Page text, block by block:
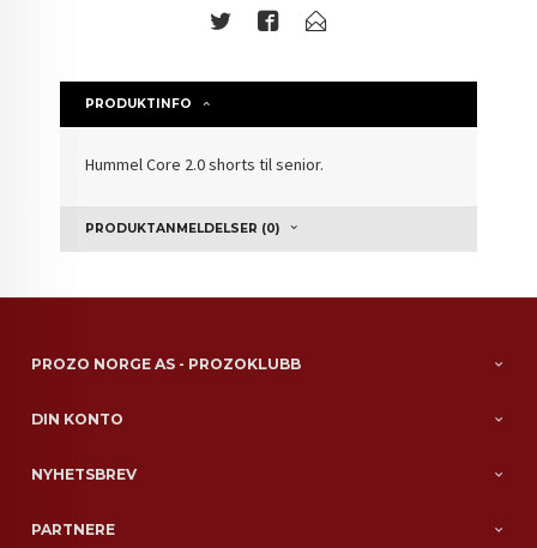
PRODUKTINFO
Hummel Core 2.0 shorts til senior.
PRODUKTANMELDELSER (0)
PROZO NORGE AS - PROZOKLUBB
DIN KONTO
NYHETSBREV
PARTNERE